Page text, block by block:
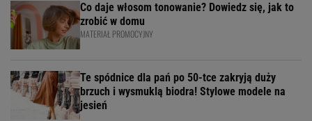
Co daje włosom tonowanie? Dowiedz się, jak to
zrobić w domu
MATERIAŁ PROMOCYJNY
Te spódnice dla pań po 50-tce zakryją duży
brzuch i wysmuklą biodra! Stylowe modele na
jesień